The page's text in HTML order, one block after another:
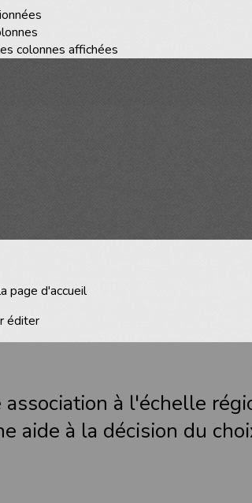
colonnes affichées
page d'accueil
éditer
association à l'échelle
aide à la décision du